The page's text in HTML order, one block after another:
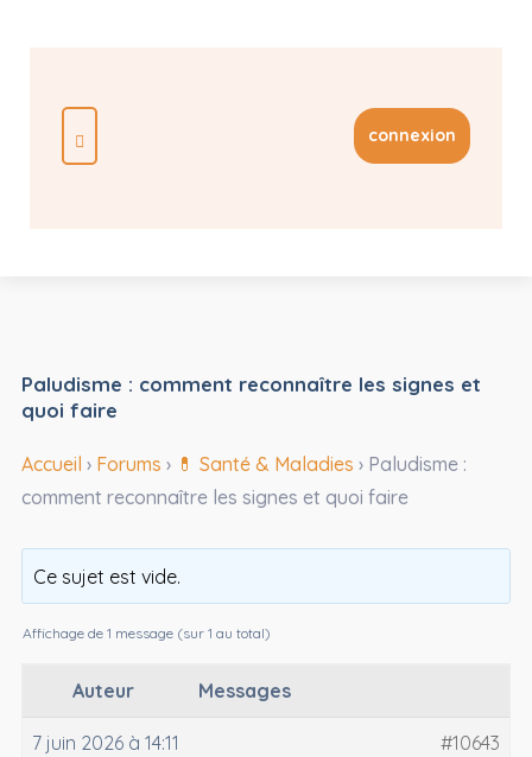
connexion
Paludisme : comment reconnaître les signes et
quoi faire
Accueil › Forums › 💊 Santé & Maladies › Paludisme :
comment reconnaître les signes et quoi faire
Ce sujet est vide.
Affichage de 1 message (sur 1 au total)
Auteur Messages
7 juin 2026 à 14:11 #10643